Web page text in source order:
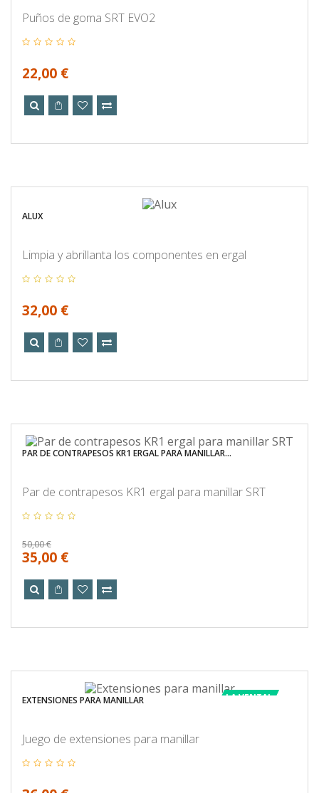
Puños de goma SRT EVO2
22,00 €
ALUX
Limpia y abrillanta los componentes en ergal
32,00 €
PAR DE CONTRAPESOS KR1 ERGAL PARA MANILLAR...
Par de contrapesos KR1 ergal para manillar SRT
50,00 €
35,00 €
LA VENTA!
EXTENSIONES PARA MANILLAR
Juego de extensiones para manillar